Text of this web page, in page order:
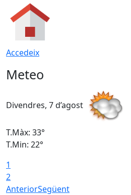
Accedeix
Meteo
Divendres, 7 d’agost
T.Màx: 33°
T.Min: 22°
1
2
AnteriorSegüent